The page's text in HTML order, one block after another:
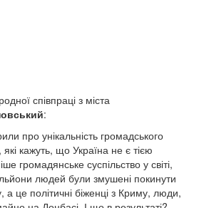
співпраці з міста
:
про унікальність громадського
кажуть, що Україна не є тією
громадянське суспільство у світі,
людей були змушені покинути
а це політичні біженці з Криму, люди,